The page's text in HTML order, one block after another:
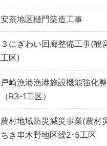
安茶地区樋門築造工事
３にぎわい回廊整備工事(観
工区)
戸崎漁港漁港施設機能強化
（R3-1工区）
農村地域防災減災事業(農村
ちき串木野地区繰2-5工区